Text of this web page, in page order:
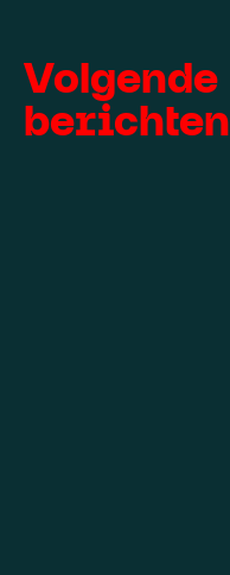
Volgende
berichten